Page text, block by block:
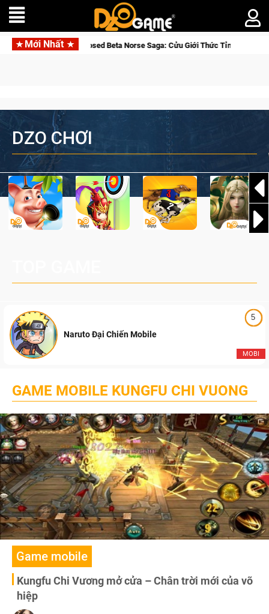
Mới Nhất
Nhập Closed Beta Norse Saga: Cửu Giới Thức Tỉnh, Săn DJI Osmo Pocket 3
DZO CHƠI
5
MOBI
Naruto Đại Chiến Mobile
GAME MOBILE KUNGFU CHI VUONG
Game mobile
Kungfu Chi Vương mở cửa – Chân trời mới của võ
hiệp